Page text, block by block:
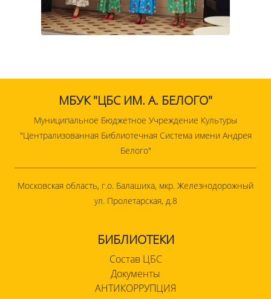
МБУК "ЦБС ИМ. А. БЕЛОГО"
Муниципальное Бюджетное Учреждение Культуры
"Централизованная Библиотечная Система имени Андрея
Белого"
Московская область, г.о. Балашиха, мкр. Железнодорожный
ул. Пролетарская, д.8
БИБЛИОТЕКИ
Состав ЦБС
Документы
АНТИКОРРУПЦИЯ